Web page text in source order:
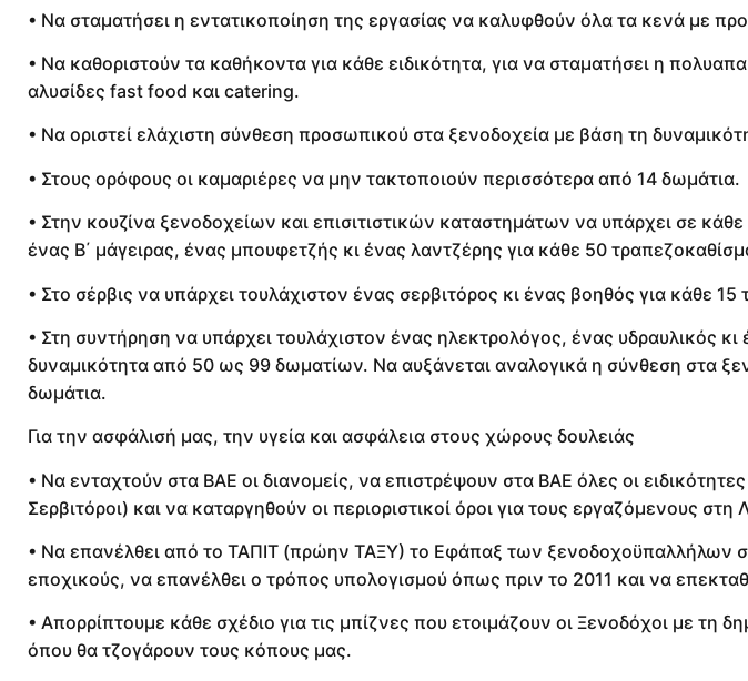
• Να σταματήσει η εντατικοποίηση της εργασίας να καλυφθούν όλα τα κενά με
• Να καθοριστούν τα καθήκοντα για κάθε ειδικότητα, για να σταματήσει η
αλυσίδες fast food και catering.
• Να οριστεί ελάχιστη σύνθεση προσωπικού στα ξενοδοχεία με βάση τη
• Στους ορόφους οι καμαριέρες να μην τακτοποιούν περισσότερα από 14 δωμάτια.
• Στην κουζίνα ξενοδοχείων και επισιτιστικών καταστημάτων να υπάρχει σε
ένας Β΄ μάγειρας, ένας μπουφετζής κι ένας λαντζέρης για κάθε 50
• Στο σέρβις να υπάρχει τουλάχιστον ένας σερβιτόρος κι ένας βοηθός για κάθε
• Στη συντήρηση να υπάρχει τουλάχιστον ένας ηλεκτρολόγος, ένας υδραυλικός
δυναμικότητα από 50 ως 99 δωματίων. Να αυξάνεται αναλογικά η σύνθεση στα
δωμάτια.
Για την ασφάλισή μας, την υγεία και ασφάλεια στους χώρους δουλειάς
• Να ενταχτούν στα ΒΑΕ οι διανομείς, να επιστρέψουν στα ΒΑΕ όλες οι
Σερβιτόροι) και να καταργηθούν οι περιοριστικοί όροι για τους εργαζόμενους στη
• Να επανέλθει από το ΤΑΠΙΤ (πρώην ΤΑΞΥ) το Εφάπαξ των ξενοδοχοϋπαλλήλων
εποχικούς, να επανέλθει ο τρόπος υπολογισμού όπως πριν το 2011 και να
• Απορρίπτουμε κάθε σχέδιο για τις μπίζνες που ετοιμάζουν οι Ξενοδόχοι με τη
όπου θα τζογάρουν τους κόπους μας.